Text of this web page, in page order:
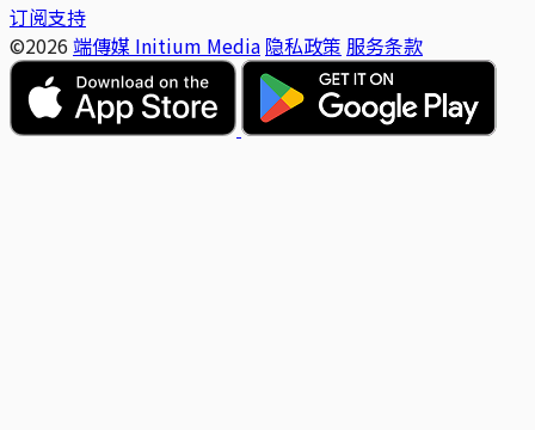
订阅支持
©2026 端傳媒 Initium Media 隐私政策 服务条款